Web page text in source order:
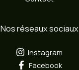
Nos réseaux sociaux
Instagram
Facebook